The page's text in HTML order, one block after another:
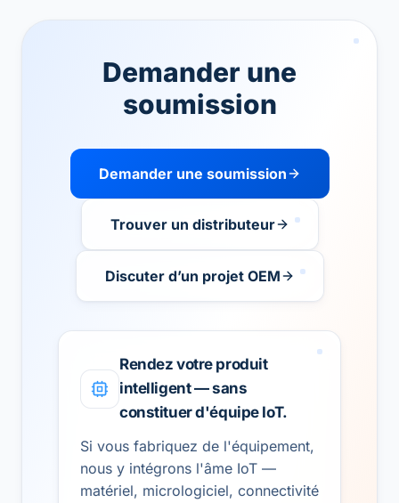
Demander une
soumission
Demander une soumission
Trouver un distributeur
Discuter d’un projet OEM
Rendez votre produit
intelligent — sans
constituer d'équipe IoT.
Si vous fabriquez de l'équipement,
nous y intégrons l'âme IoT —
matériel, micrologiciel, connectivité